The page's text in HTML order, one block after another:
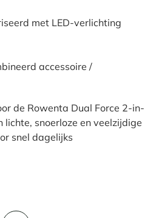
met LED-verlichting
accessoire /
de Rowenta Dual Force 2-in-
lichte, snoerloze en veelzijdige
snel dagelijks